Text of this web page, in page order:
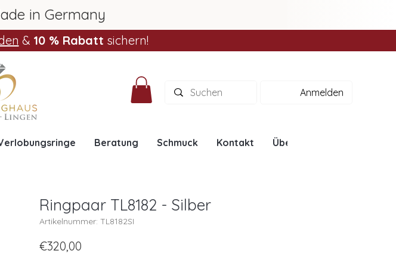
in Germany
& 10 % Rabatt sichern!
Anmelden
Beratung Schmuck Kontakt Über uns
Ringpaar TL8182 - Silber
Artikelnummer: TL8182SI
€320,00